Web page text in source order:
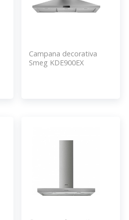
Campana decorativa
Smeg KDE900EX